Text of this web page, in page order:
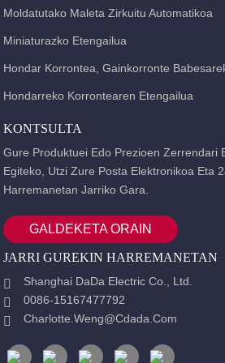
Moldatutako Maleta Zirkuitu Automatikoa
Miniaturazko Etengailua
Hondar Korrontea, Gainkorronte
Hondarreko Korrontearen Etengailua
KONTSULTA
Gure Produktuei Edo Prezioen Zerrendari
Egiteko, Utzi Zure Posta Elektronikoa Eta
Harremanetan Jarriko Gara.
GALDEKETA ORAIN
JARRI GUREKIN HARREMANETAN
Shanghai DaDa Electric Co., Ltd.
0086-15167477792
Charlotte.weng@cdada.com